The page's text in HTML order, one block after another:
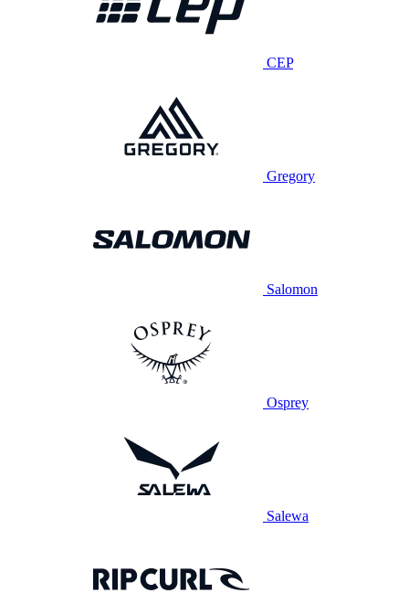
CEP
Gregory
Salomon
Osprey
Salewa